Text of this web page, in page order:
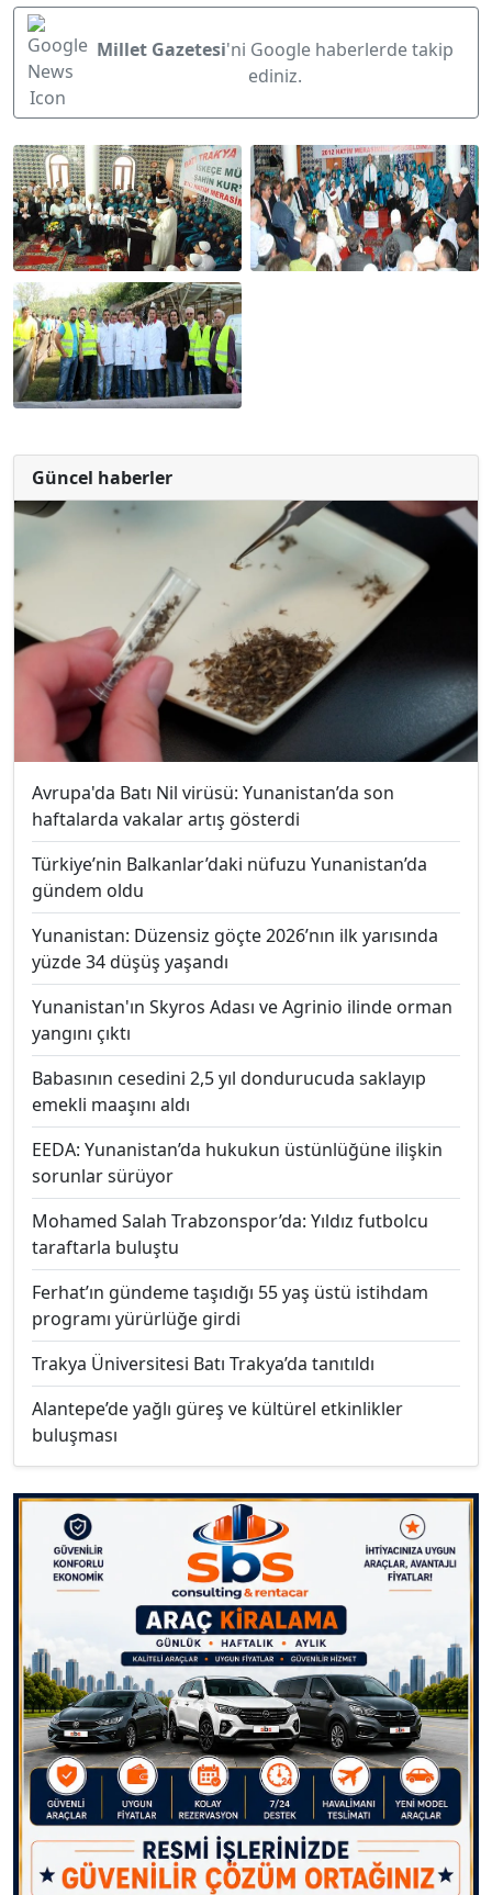
Millet Gazetesi'ni Google haberlerde takip
ediniz.
Güncel haberler
Avrupa'da Batı Nil virüsü: Yunanistan’da son
haftalarda vakalar artış gösterdi
Türkiye’nin Balkanlar’daki nüfuzu Yunanistan’da
gündem oldu
Yunanistan: Düzensiz göçte 2026’nın ilk yarısında
yüzde 34 düşüş yaşandı
Yunanistan'ın Skyros Adası ve Agrinio ilinde orman
yangını çıktı
Babasının cesedini 2,5 yıl dondurucuda saklayıp
emekli maaşını aldı
EEDA: Yunanistan’da hukukun üstünlüğüne ilişkin
sorunlar sürüyor
Mohamed Salah Trabzonspor’da: Yıldız futbolcu
taraftarla buluştu
Ferhat’ın gündeme taşıdığı 55 yaş üstü istihdam
programı yürürlüğe girdi
Trakya Üniversitesi Batı Trakya’da tanıtıldı
Alantepe’de yağlı güreş ve kültürel etkinlikler
buluşması